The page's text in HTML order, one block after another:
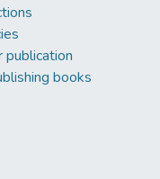
publication
books